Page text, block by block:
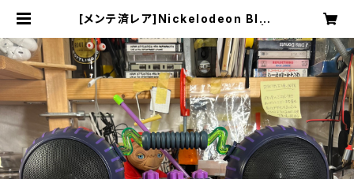
[メンテ済レア]Nickelodeon Blas
tability